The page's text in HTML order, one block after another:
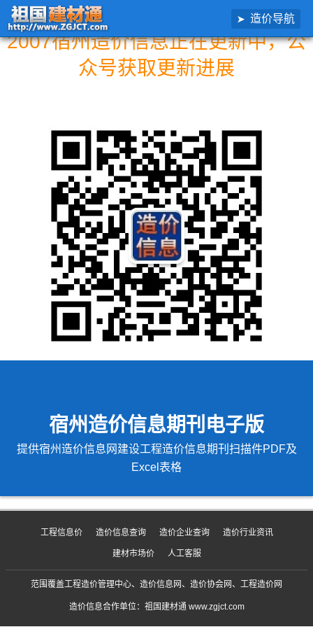
造价导航
宿州造价信息期刊电子版
提供宿州造价信息网建设工程造价信息期刊扫描件PDF及
Excel表格
2007宿州造价信息正在更新中，公
众号获取更新进展
工程信息价 造价信息查询 造价企业查询 造价行业资讯
建材市场价 人工客服
范围覆盖工程造价管理中心、造价信息网、造价协会网、工程造价网
造价信息合作单位：祖国建材通 www.zgjct.com